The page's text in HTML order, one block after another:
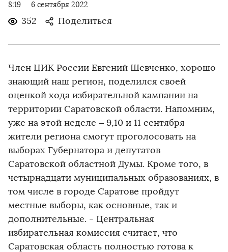
8:19 6 сентября 2022
352 Поделиться
Член ЦИК России Евгений Шевченко, хорошо
знающий наш регион, поделился своей
оценкой хода избирательной кампании на
территории Саратовской области. Напомним,
уже на этой неделе – 9,10 и 11 сентября
жители региона смогут проголосовать на
выборах Губернатора и депутатов
Саратовской областной Думы. Кроме того, в
четырнадцати муниципальных образованиях, в
том числе в городе Саратове пройдут
местные выборы, как основные, так и
дополнительные. - Центральная
избирательная комиссия считает, что
Саратовская область полностью готова к